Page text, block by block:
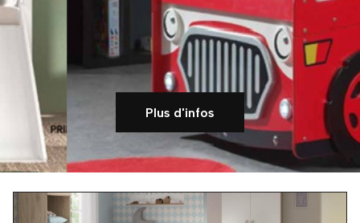
Plus d'infos